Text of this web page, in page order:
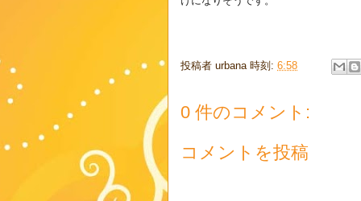
投稿者 urbana 時刻: 6:58
0 件のコメント:
コメントを投稿